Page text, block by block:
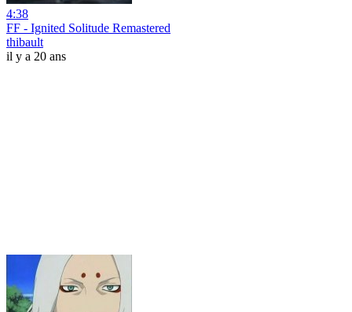
4:38
FF - Ignited Solitude Remastered
thibault
il y a 20 ans